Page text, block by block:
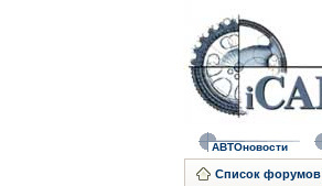
АВТОновости
Список форумов